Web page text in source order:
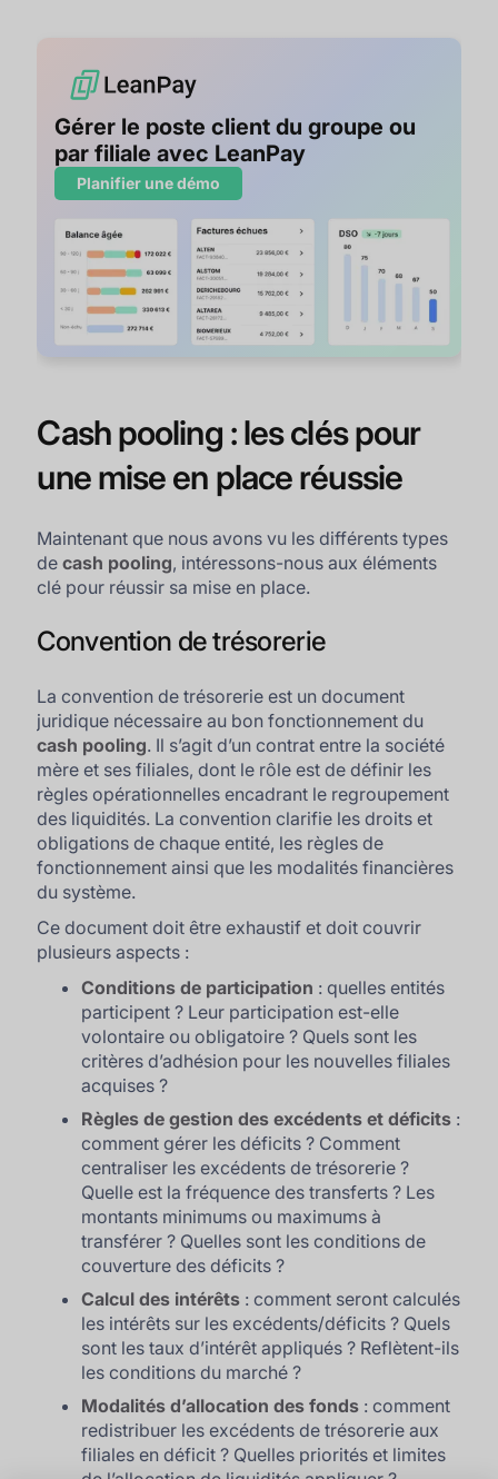
Gérer le poste client du groupe ou
par filiale avec LeanPay
Planifier une démo
Cash pooling : les clés pour
une mise en place réussie
Maintenant que nous avons vu les différents types
decash pooling, intéressons-nous aux éléments
clé pour réussir sa mise en place.
Convention de trésorerie
La convention de trésorerie est un document
juridique nécessaire au bon fonctionnement du
cash pooling. Il s’agit d’un contrat entre la société
mère et ses filiales, dont le rôle est de définir les
règles opérationnelles encadrant le regroupement
des liquidités. La convention clarifie les droits et
obligations de chaque entité, les règles de
fonctionnement ainsi que les modalités financières
du système.
Ce document doit être exhaustif et doit couvrir
plusieurs aspects :
Conditions de participation : quelles entités
participent ? Leur participation est-elle
volontaire ou obligatoire ? Quels sont les
critères d’adhésion pour les nouvelles filiales
acquises ?
Règles de gestion des excédents et déficits :
comment gérer les déficits ? Comment
centraliser les excédents de trésorerie ?
Quelle est la fréquence des transferts ? Les
montants minimums ou maximums à
transférer ? Quelles sont les conditions de
couverture des déficits ?
Calcul des intérêts : comment seront calculés
les intérêts sur les excédents/déficits ? Quels
sont les taux d’intérêt appliqués ? Reflètent-ils
les conditions du marché ?
Modalités d’allocation des fonds : comment
redistribuer les excédents de trésorerie aux
filiales en déficit ? Quelles priorités et limites